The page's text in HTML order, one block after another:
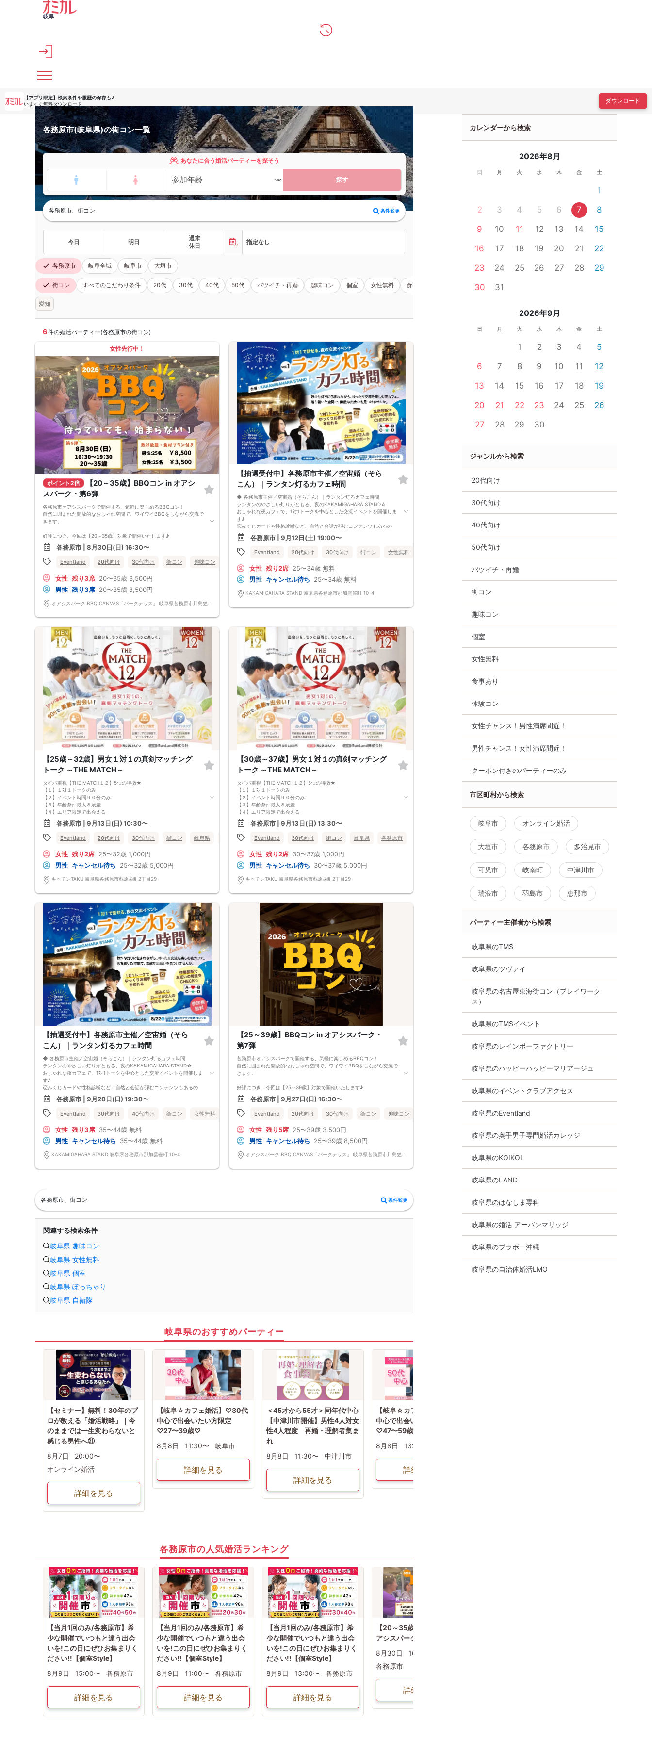
メインコンテンツへスキップ
岐阜
【アプリ限定】 検索条件や履歴の保存も♪
いますぐ無料ダウンロード
ダウンロード
各務原市(岐阜県)の街コン一覧
あなたに合う婚活パーティーを探そう
探す
各務原市、街コン 条件変更
今日 明日
週末
休日
指定なし
各務原市 岐阜全域 岐阜市 大垣市
街コン すべてのこだわり条件 20代 30代 40代 50代 バツイチ・再婚 趣味コン 個室 女性無料 食事あり
愛知
6件の婚活パーティー(各務原市の街コン)
女性先行中！
ポイント2倍
【20～35歳】BBQコン in オアシ
スパーク・第6弾
各務原市オアシスパークで開催する、気軽に楽しめるBBQコン！
自然に囲まれた開放的なおしゃれ空間で、ワイワイBBQをしながら交流で
きます。
好評につき、今回は【20～35歳】対象で開催いたします♪
スタイリッシュで設備の整った会場のため、
バーベキューが初めての方や、おひとり参加の方でも安心してご参加いた
だけます♪
手ぶら参加OK＆飲み放題付きで準備いらず！
ビール・チューハイ・カクテル・ソフトドリンクなど、豊富なドリンクを
ご用意しています。
「夏らしいイベントで出会いたい」
お友達同士でのご参加も大歓迎！
BBQを楽しみながら、カジュアルで自然な出会いを見つけてみません
定員に達し次第、受付終了となりますので、
ご興味のある方はお早めのお申し込みがおすすめです♪
皆様からのお申し込みを心よりお待ちしております！
------------------------------------------------
＜キャンセルについて＞
お申し込み後にキャンセルをご希望の場合は、必ず運営事務局までご連絡
ください。
※キャンセル規約日：8月24日（月）0:00以降のキャンセルにつきまして
は、
やむを得ないご事情の場合も含め、参加費の100％をキャンセル料として
申し受けます。あらかじめご了承ください。
各務原市 | 8月30日(日) 16:30〜
Eventland 20代向け 30代向け 街コン 趣味コン
女性 残り3席 20〜35歳 3,500円
男性 残り3席 20〜35歳 8,500円
【抽選受付中】各務原市主催／空宙婚（そら
こん）｜ランタン灯るカフェ時間
◆ 各務原市主催／空宙婚（そらこん）｜ランタン灯るカフェ時間
ランタンのやさしい灯りがともる、夜のKAKAMIGAHARA STAND☆
おしゃれな夜カフェで、1対1トークを中心とした交流イベントを開催しま
す♪
恋みくじカードや性格診断など、自然と会話が弾むコンテンツもあるの
で、初対面でも安心。
ゆったりとした時間の中で、お相手の人柄や価値観を知ることができま
す。
いつもとは少し違う夜のひとときから、新しいご縁を見つけてみません
------------------------------------------------
・参加条件：以下２点（両方）を満たす独身の方
◆各務原市在住 もしくは 在勤の方、 または 各務原市への観光や移住に
興味・関心のある方
◆8/22（土）開催の事前セミナーへご参加いただける方（下記参照）
◆女性：13:30～14:30 (受付13:00）
内容：「自分に似合う外見を知り ”選ばれやすい印象” をつくる」
◆男性：16:00～17:00 (受付15:30）
内容：「清潔感と安心感を高め ”選ばれやすい印象” をつくる」
〇開催場所：産業文化センター 2-3 会議室
〇参加費：無料
※受講者は事前（8月17日（月）まで）に性格診断を実施
------------------------------------------------
・ドレスコード：スマートカジュアルスタイルでお越し下さい。
女性：ブラウス、シャツ、ワンピース など
男性：シャツ、ポロシャツ、ジャケット など
------------------------------------------------
※当イベントは、抽選にて委加者を決定いたします。
◇抽選結果通知日：2026年8月10日（月）
◇抽選発表方法：お申込み時にご登録いただいたメールアドレスヘ、抽選
結果をご連絡いたします。
・当選された方へ：メールにてセミナー等について、詳細をお送りいたし
・落選された方へ：キャンセルが発生した場合には、追加でこ案内させて
いただく可能性がございます．
その際は、別途メールにてご連絡いたします。キャンセルが発生しない
場合は、追加のご案内はございませんので．あらかじめご了承ください。
• その他注意事項：抽選結果発表前に、もしご都合が悪くなった場合は、
お手数ですが事前にご連絡をお願いいたします。
------------------------------------------------
◇ 中止判断タイミング：イベント2 日前
------------------------------------------------
各務原市 | 9月12日(土) 19:00〜
Eventland 20代向け 30代向け 街コン 女性無料
女性 残り2席 25〜34歳 無料
男性 キャンセル待ち 25〜34歳 無料
KAKAMIGAHARA STAND 岐阜県各務原市那加雲雀町 10-4
【25歳～32歳】男女１対１の真剣マッチング
トーク ～THE MATCH～
タイパ重視【THE MATCH１２】5つの特徴★
【１】１対１トークのみ
【２】イベント時間９０分のみ
【３】年齢条件最大８歳差
【４】エリア限定で出会える
【５】システムで効率よくマッチング
今回は【25歳～32歳】の【岐阜県（中濃地域＋岐阜地域）＋愛知県（尾
張地域）】に在住の方で開催します！！
定員に達し次第、受付終了となりますので、 ご興味のある方はお早めの
皆様からのお申し込みを心よりお待ちしております！
------------------------------------------------
＜キャンセルについて＞
お申し込み後にキャンセルをご希望の場合は、必ず運営事務局までご連絡
やむを得ないご事情の場合も含め、参加費の100％をキャンセル料として
申し受けます。あらかじめご了承ください。
各務原市 | 9月13日(日) 10:30〜
Eventland 20代向け 30代向け 街コン 岐阜県 各務原市
女性 残り2席 25〜32歳 1,000円
男性 キャンセル待ち 25〜32歳 5,000円
キッチンTAKU 岐阜県各務原市蘇原栄町2丁目29
【30歳～37歳】男女１対１の真剣マッチング
トーク ～THE MATCH～
タイパ重視【THE MATCH１２】5つの特徴★
【１】１対１トークのみ
【２】イベント時間９０分のみ
【３】年齢条件最大８歳差
【４】エリア限定で出会える
【５】システムで効率よくマッチング
今回は【30歳～37歳】の【岐阜県（中濃地域＋岐阜地域）＋愛知県（尾
張地域）】に在住の方で開催します！！
定員に達し次第、受付終了となりますので、 ご興味のある方はお早めの
皆様からのお申し込みを心よりお待ちしております！
------------------------------------------------
＜キャンセルについて＞
お申し込み後にキャンセルをご希望の場合は、必ず運営事務局までご連絡
やむを得ないご事情の場合も含め、参加費の100％をキャンセル料として
申し受けます。あらかじめご了承ください。
各務原市 | 9月13日(日) 13:30〜
Eventland 30代向け 街コン 岐阜県 各務原市
女性 残り2席 30〜37歳 1,000円
男性 キャンセル待ち 30〜37歳 5,000円
キッチンTAKU 岐阜県各務原市蘇原栄町2丁目29
【抽選受付中】各務原市主催／空宙婚（そら
こん）｜ランタン灯るカフェ時間
◆ 各務原市主催／空宙婚（そらこん）｜ランタン灯るカフェ時間
ランタンのやさしい灯りがともる、夜のKAKAMIGAHARA STAND☆
おしゃれな夜カフェで、1対1トークを中心とした交流イベントを開催しま
す♪
恋みくじカードや性格診断など、自然と会話が弾むコンテンツもあるの
で、初対面でも安心。
ゆったりとした時間の中で、お相手の人柄や価値観を知ることができま
す。
いつもとは少し違う夜のひとときから、新しいご縁を見つけてみません
------------------------------------------------
・参加条件：以下２点（両方）を満たす独身の方
◆各務原市在住 もしくは 在勤の方、 または 各務原市への観光や移住に
興味・関心のある方
◆8/22（土）開催の事前セミナーへご参加いただける方（下記参照）
内容：「自分に似合う外見を知り ”選ばれやすい印象” をつくる」
◆男性：16:00～17:00 (受付15:30）
内容：「清潔感と安心感を高め ”選ばれやすい印象” をつくる」
〇開催場所：産業文化センター 2-3 会議室
〇参加費：無料
※受講者は事前（8月17日（月）まで）に性格診断を実施
・ドレスコード：スマートカジュアルスタイルでお越し下さい。
男性：シャツ、ポロシャツ、ジャケット など
------------------------------------------------
※当イベントは、抽選にて委加者を決定いたします。
◇抽選結果通知日：2026年8月10日（月）
◇抽選発表方法：お申込み時にご登録いただいたメールアドレスヘ、抽選
結果をご連絡いたします。
・当選された方へ：メールにてセミナー等について、詳細をお送りいたし
ます。
その際は、別途メールにてご連絡いたします。キャンセルが発生しない
場合は、追加のご案内はございませんので．あらかじめご了承ください。
• その他注意事項：抽選結果発表前に、もしご都合が悪くなった場合は、
お手数ですが事前にご連絡をお願いいたします。
------------------------------------------------
◇ 中止判断タイミング：イベント2 日前
◇最小催行人数・男女各5 名
------------------------------------------------
各務原市 | 9月20日(日) 19:30〜
Eventland 30代向け 40代向け 街コン 女性無料 岐阜県 各務原市
女性 残り3席 35〜44歳 無料
男性 キャンセル待ち 35〜44歳 無料
KAKAMIGAHARA STAND 岐阜県各務原市那加雲雀町 10-4
【25～39歳】BBQコン in オアシスパーク・
第7弾
各務原市オアシスパークで開催する、気軽に楽しめるBBQコン！
自然に囲まれた開放的なおしゃれ空間で、ワイワイBBQをしながら交流で
きます。
好評につき、今回は【25～39歳】対象で開催いたします♪
スタイリッシュで設備の整った会場のため、
バーベキューが初めての方や、おひとり参加の方でも安心してご参加いた
だけます♪
手ぶら参加OK＆飲み放題付きで準備いらず！
ビール・チューハイ・カクテル・ソフトドリンクなど、豊富なドリンクを
ご用意しています。
「夏らしいイベントで出会いたい」
BBQを楽しみながら、カジュアルで自然な出会いを見つけてみません
定員に達し次第、受付終了となりますので、
各務原市 | 9月27日(日) 16:30〜
Eventland 20代向け 30代向け 街コン 趣味コン 体験コン 岐阜県 各務原市
女性 残り5席 25〜39歳 3,500円
男性 キャンセル待ち 25〜39歳 8,500円
オアシスパーク BBQ CANVAS「パークテラス」 岐阜県各務原市川島笠田町1564-1 オアシスパーク BBQ CANVAS「パークテラス」
各務原市、街コン 条件変更
関連する検索条件
岐阜県 趣味コン
岐阜県 女性無料
岐阜県 個室
岐阜県 ぽっちゃり
岐阜県 自衛隊
岐阜県のおすすめパーティー
【セミナー】無料！30年のプ
ロが教える「婚活戦略」｜今
のままでは一生変わらないと
感じる男性へ㉑
8月7日
20:00〜
オンライン婚活
詳細を見る
【岐阜☆カフェ婚活】♡30代
中心で出会いたい方限定
♡27〜39歳♡
8月8日
11:30〜 岐阜市
詳細を見る
＜45才から55才＞同年代中心
【中津川市開催】男性4人対女
性4人程度 再婚・理解者集ま
れ
8月8日
11:30〜 中津川市
詳細を見る
【岐阜☆カフェ婚活】♡50代
中心で出会いたい方限定
♡47〜59歳♡
8月8日
13:30〜
詳細を見る
各務原市の人気婚活ランキング
【当月1回のみ/各務原市】希
少な開催でいつもと違う出会
いを!この日にぜひお集まりく
ださい!!【個室Style】
8月9日
15:00〜 各務原市
詳細を見る
【当月1回のみ/各務原市】希
少な開催でいつもと違う出会
いを!この日にぜひお集まりく
ださい!!【個室Style】
8月9日
11:00〜 各務原市
詳細を見る
【当月1回のみ/各務原市】希
少な開催でいつもと違う出会
いを!この日にぜひお集まりく
ださい!!【個室Style】
8月9日
13:00〜 各務原市
詳細を見る
【20～35歳】BBQコン in オ
アシスパーク・第6弾
8月30日
16:30〜
各務原市
詳細を見る
カレンダーから検索
2026年8月
日 月 火 水 木 金 土
1
2
3 4 5 6 7
8
9
10 11 12 13 14
15
16
17 18 19 20 21
22
23
24 25 26 27 28
29
30
31
2026年9月
日 月 火 水 木 金 土
1 2 3 4
5
6
7 8 9 10 11
12
13
14 15 16 17 18
19
20
21 22 23 24 25
26
27
28 29 30
ジャンルから検索
20代向け
30代向け
40代向け
50代向け
バツイチ・再婚
街コン
趣味コン
個室
女性無料
食事あり
体験コン
女性チャンス！男性満席間近！
男性チャンス！女性満席間近！
クーポン付きのパーティーのみ
市区町村から検索
岐阜市 オンライン婚活
大垣市 各務原市 多治見市
可児市 岐南町 中津川市
瑞浪市 羽島市 恵那市
パーティー主催者から検索
岐阜県のTMS
岐阜県のツヴァイ
岐阜県の名古屋東海街コン（プレイワーク
ス）
岐阜県のTMSイベント
岐阜県のレインボーファクトリー
岐阜県のハッピーハッピーマリアージュ
岐阜県のイベントクラブアクセス
岐阜県のEventland
岐阜県の奥手男子専門婚活カレッジ
岐阜県のKOIKOI
岐阜県のLAND
岐阜県のはなしま専科
岐阜県の婚活 アーバンマリッジ
岐阜県のブラボー沖縄
岐阜県の自治体婚活LMO